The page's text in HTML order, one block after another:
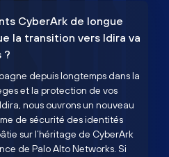
CyberArk de longue
la transition vers Idira va
?
depuis longtemps dans la
et la protection de vos
nous ouvrons un nouveau
de sécurité des identités
sur l’héritage de CyberArk
de Palo Alto Networks. Si